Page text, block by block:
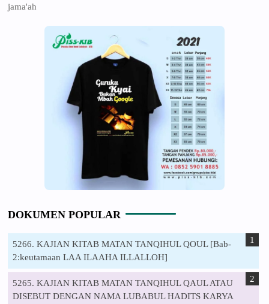
jama'ah
DOKUMEN POPULAR
5266. KAJIAN KITAB MATAN TANQIHUL QOUL [Bab-
2:keutamaan LAA ILAAHA ILLALLOH]
5265. KAJIAN KITAB MATAN TANQIHUL QAUL ATAU
DISEBUT DENGAN NAMA LUBABUL HADITS KARYA